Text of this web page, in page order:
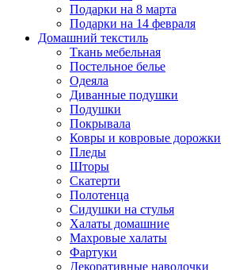
Подарки на 8 марта
Подарки на 14 февраля
Домашний текстиль
Ткань мебельная
Постельное белье
Одеяла
Диванные подушки
Подушки
Покрывала
Ковры и ковровые дорожки
Пледы
Шторы
Скатерти
Полотенца
Сидушки на стулья
Халаты домашние
Махровые халаты
Фартуки
Декоративные наволочки